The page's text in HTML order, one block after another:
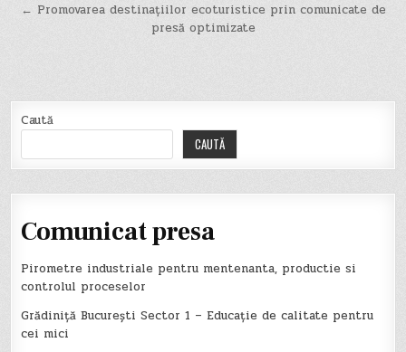
articole
← Promovarea destinațiilor ecoturistice prin comunicate de
presă optimizate
Caută
CAUTĂ
Comunicat presa
Pirometre industriale pentru mentenanta, productie si
controlul proceselor
Grădiniță București Sector 1 – Educație de calitate pentru
cei mici